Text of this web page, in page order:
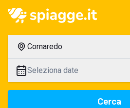
Cornaredo
Seleziona date
Cerca